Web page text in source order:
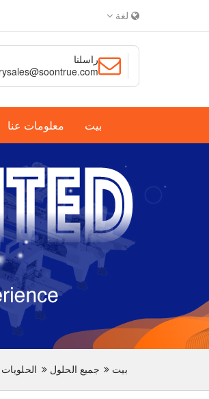
لغة
راسلنا
بيت معلومات عنا
بيت جميع الحلول الحلويات